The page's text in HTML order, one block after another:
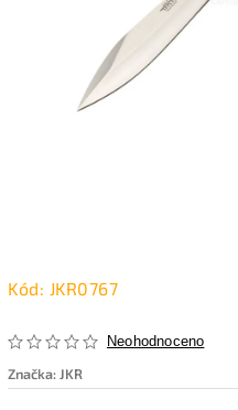
Kód: JKR0767
Neohodnoceno
Značka: JKR